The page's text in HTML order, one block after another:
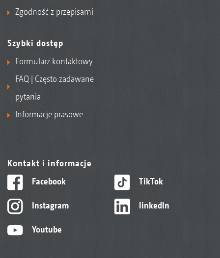
Zgodność z przepisami
Szybki dostęp
Formularz kontaktowy
FAQ | Często zadawane
pytania
Informacje prasowe
Kontakt i informacje
Facebook
Instagram
Youtube
TikTok
linkedIn